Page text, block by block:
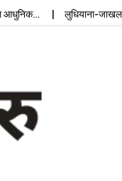
लुधियाना-जाखल पैसेंजर